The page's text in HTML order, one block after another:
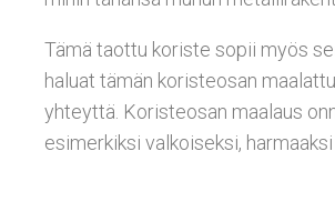
Tämä taottu koriste sopii myös
haluat tämän koristeosan
yhteyttä. Koristeosan maalaus
esimerkiksi valkoiseksi,